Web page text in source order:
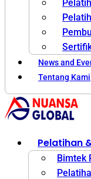
News and
Tentang Kami
Pelatihan
Bimtek